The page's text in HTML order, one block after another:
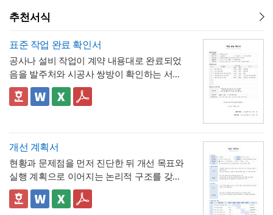
추천서식
표준 작업 완료 확인서
공사나 설비 작업이 계약 내용대로 완료되었
음을 발주처와 시공사 쌍방이 확인하는 서식
입니다. 작업항목별로 계획 수량과 완료 수량
을 나란히 대조하고, 하자 여부와 하자보증기
증할 수 있는 것이 특징입니다.
✅ 계획 대비 완료 수량 검증 및 하자 확인 관
다면 반드시 비고란에 그 사유(예 : 설계 변경,
현장 여건상 수량 조정 등)를 구체적으로 기재
해야 하며, 임의로 수량을 맞춰 기재하는 일이
없도록 해야 합니다. 하자여부를 "하자 없
음"으로 확인하는 경우에도 하자보증기간 내
에 새로운 하자가 발견될 수 있으므로, 이 확
💡 작성 팁
작업 완료 확인서는계획과 완료의 정확한 대
조가 가장 중요 하므로, 현장 실사를 통해 실제
완료된 개소·수량을 정확히 확인한 뒤 계획 수
개선 계획서
현황과 문제점을 먼저 진단한 뒤 개선 목표와
실행 계획으로 이어지는 논리적 구조를 갖춘
업무 개선 보고서입니다. 개선분야를 IT·전산,
업무 프로세스, 안전, 품질 등으로 체크박스
👔 이 서식의 구성 특징